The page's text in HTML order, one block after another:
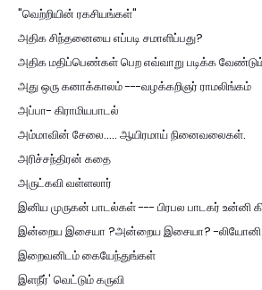
"வெற்றியின் ரகசியங்கள்"
அதிக சிந்தனையை எப்படி சமாளிப்பது?
அதிக மதிப்பெண்கள் பெற எவ்வாறு படிக்க
அது ஒரு கனாக்காலம் ---வழக்கறிஞர் ராமலிங்கம்
அப்பா- கிராமியபாடல்
அம்மாவின் சேலை..... ஆயிரமாய் நினைவலைகள்.
அரிச்சந்திரன் கதை
அருட்கவி வள்ளலார்
இனிய முருகன் பாடல்கள் --- பிரபல பாடகர் உன்னி
இன்றைய இசையா ?அன்றைய இசையா? -லியோனி
இறைவனிடம் கையேந்துங்கள்
இளநீர்' வெட்டும் கருவி